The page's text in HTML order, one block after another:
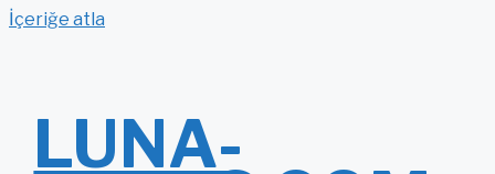
İçeriğe atla
LUNA-